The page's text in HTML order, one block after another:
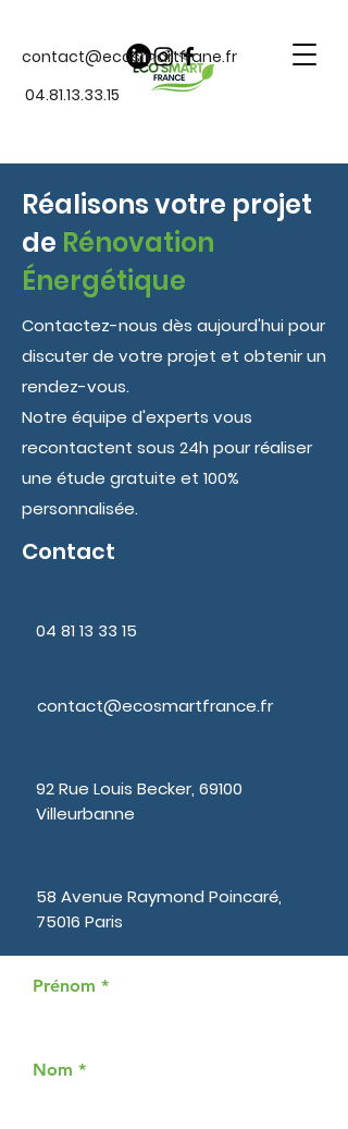
contact@ecosmartfrane.fr
04.81.13.33.15
Réalisons votre projet
de Rénovation
Énergétique
Contactez-nous dès aujourd'hui pour
discuter de votre projet et obtenir un
rendez-vous.
Notre équipe d'experts vous
recontactent sous 24h pour réaliser
une étude gratuite et 100%
personnalisée.
Contact
04 81 13 33 15
contact@ecosmartfrance.fr
92 Rue Louis Becker, 69100
Villeurbanne
58 Avenue Raymond Poincaré,
75016 Paris
Prénom
Nom